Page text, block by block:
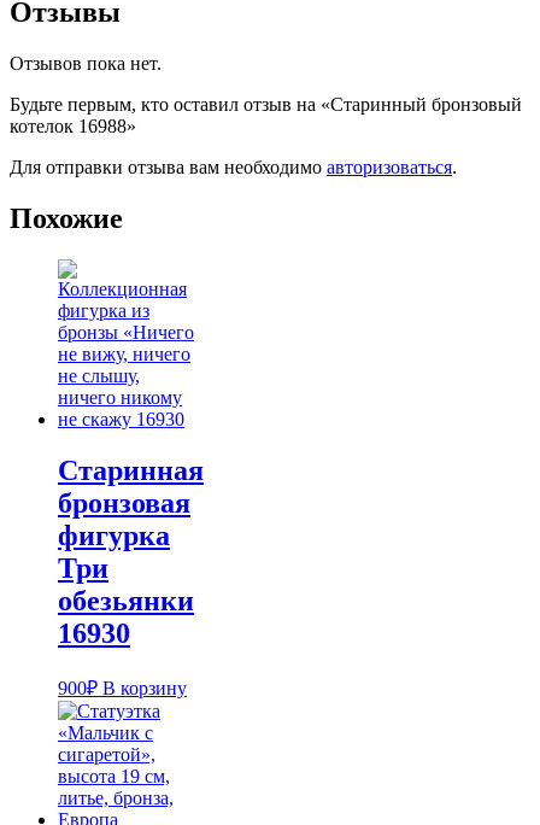
Отзывы
Отзывов пока нет.
Будьте первым, кто оставил отзыв на «Старинный бронзовый
котелок 16988»
Для отправки отзыва вам необходимо авторизоваться.
Похожие
Старинная
бронзовая
фигурка
Три
обезьянки
16930
900₽ В корзину